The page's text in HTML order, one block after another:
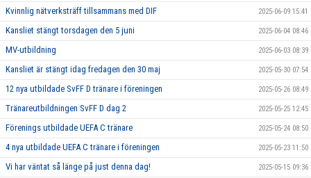
Kvinnlig nätverksträff tillsammans med DIF 2025-06-09 15:41
Kansliet stängt torsdagen den 5 juni 2025-06-04 08:46
MV-utbildning 2025-06-03 08:39
Kansliet är stängt idag fredagen den 30 maj 2025-05-30 07:54
12 nya utbildade SvFF D tränare i föreningen 2025-05-26 08:49
Tränareutbildningen SvFF D dag 2 2025-05-25 12:45
Förenings utbildade UEFA C tränare 2025-05-24 08:50
4 nya utbildade UEFA C tränare i föreningen 2025-05-23 11:50
Vi har väntat så länge på just denna dag! 2025-05-15 09:36